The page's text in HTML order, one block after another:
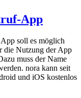
App
soll es möglich
die Nutzung der App
muss der Name
nora kann seit
und iOS kostenlos